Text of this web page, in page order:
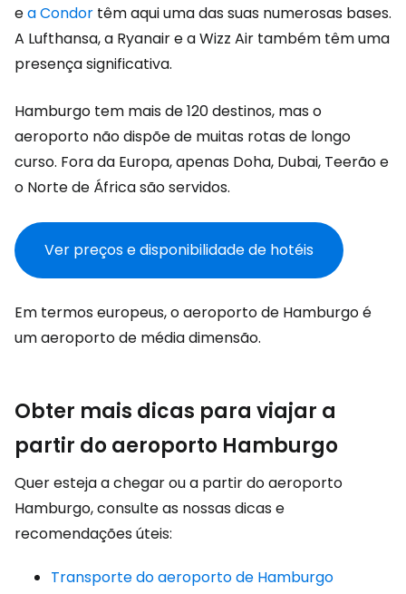
ea Condor têm aqui uma das suas numerosas bases.
A Lufthansa, a Ryanair e a Wizz Air também têm uma
presença significativa.
Hamburgo tem mais de 120 destinos, mas o
aeroporto não dispõe de muitas rotas de longo
curso. Fora da Europa, apenas Doha, Dubai, Teerão e
o Norte de África são servidos.
Ver preços e disponibilidade de hotéis
Em termos europeus, o aeroporto de Hamburgo é
um aeroporto de média dimensão.
Obter mais dicas para viajar a
partir do aeroporto Hamburgo
Quer esteja a chegar ou a partir do aeroporto
Hamburgo, consulte as nossas dicas e
recomendações úteis:
Transporte do aeroporto de Hamburgo